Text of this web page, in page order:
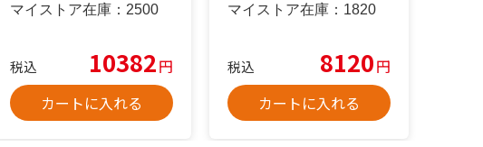
マイストア在庫： 2500
税込 10382円
カートに入れる
マイストア在庫： 1820
税込 8120円
カートに入れる